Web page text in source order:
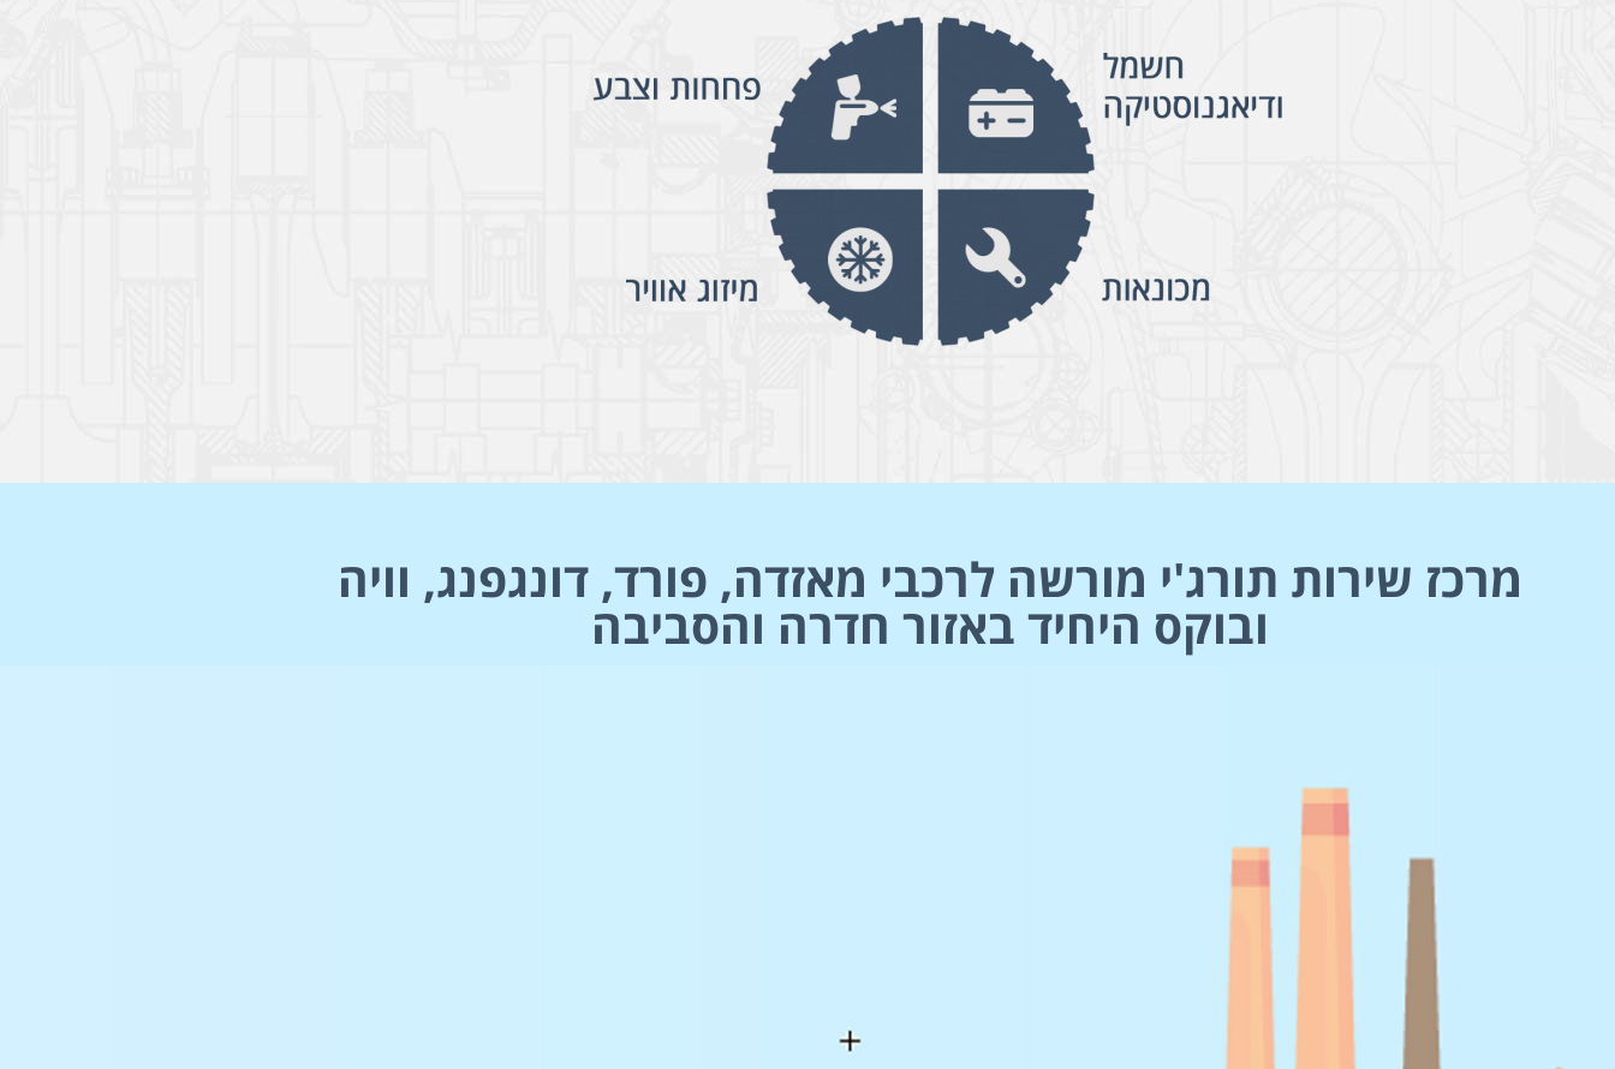
מרכז שירות תורג'י מורשה לרכבי מאזדה, פורד, דונגפנג, וויה
ובוקס היחיד באזור חדרה והסביבה